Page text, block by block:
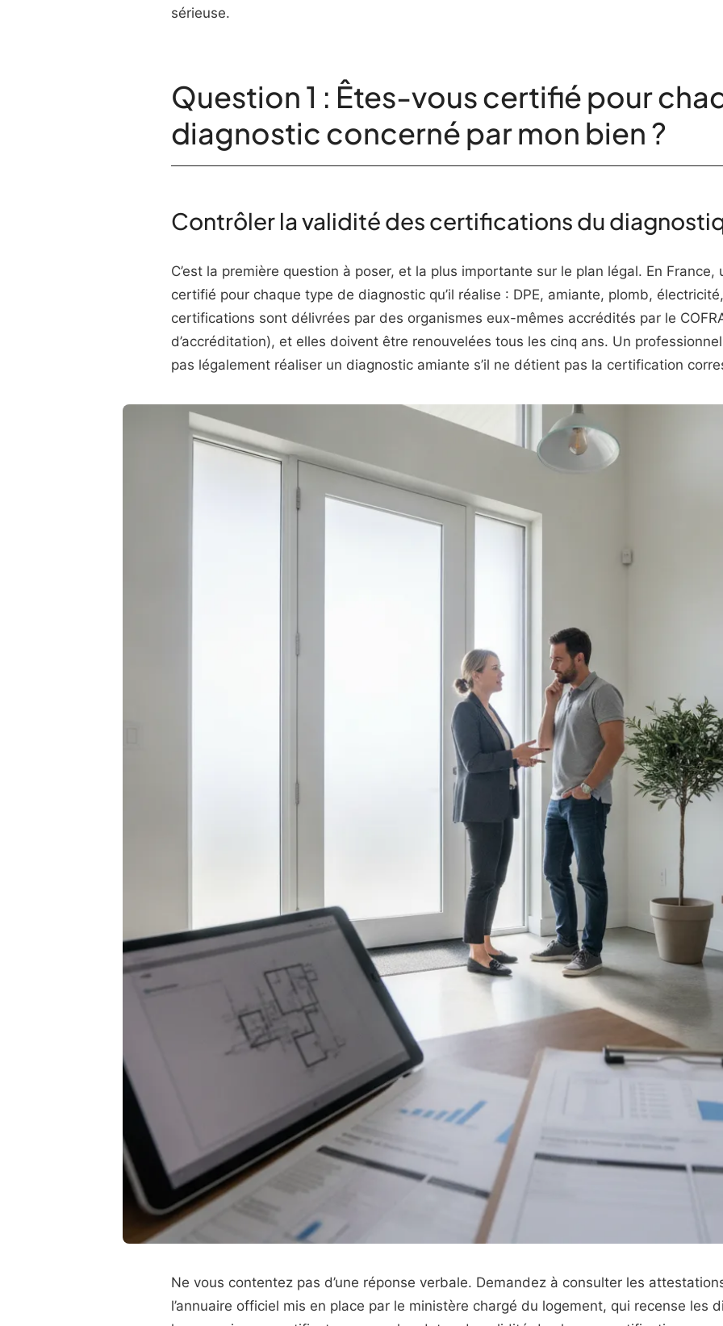
sérieuse.
Question 1 : Êtes-vous certifié pour
diagnostic concerné par mon bien ?
Contrôler la validité des certifications du
C’est la première question à poser, et la plus importante sur le plan légal. En
certifié pour chaque type de diagnostic qu’il réalise : DPE, amiante, plomb,
certifications sont délivrées par des organismes eux-mêmes accrédités par le
d’accréditation), et elles doivent être renouvelées tous les cinq ans. Un
pas légalement réaliser un diagnostic amiante s’il ne détient pas la certification
Ne vous contentez pas d’une réponse verbale. Demandez à consulter les
l’annuaire officiel mis en place par le ministère chargé du logement, qui recense les